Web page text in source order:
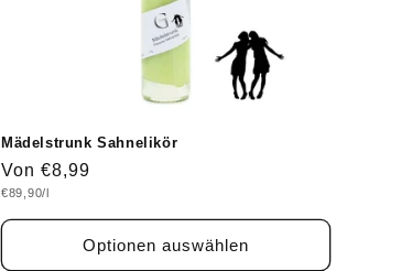
Mädelstrunk Sahnelikör
Normaler
Preis
Von €8,99
Grundpreis
€89,90/l
Optionen auswählen